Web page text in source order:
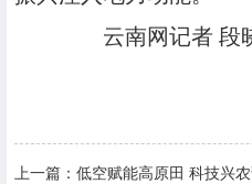
云南网记者 段
上一篇： 低空赋能高原田 科技兴